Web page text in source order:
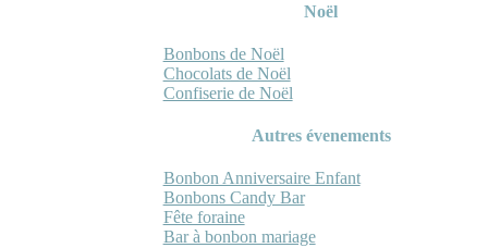
Noël
Bonbons de Noël
Chocolats de Noël
Confiserie de Noël
Autres évenements
Bonbon Anniversaire Enfant
Bonbons Candy Bar
Fête foraine
Bar à bonbon mariage